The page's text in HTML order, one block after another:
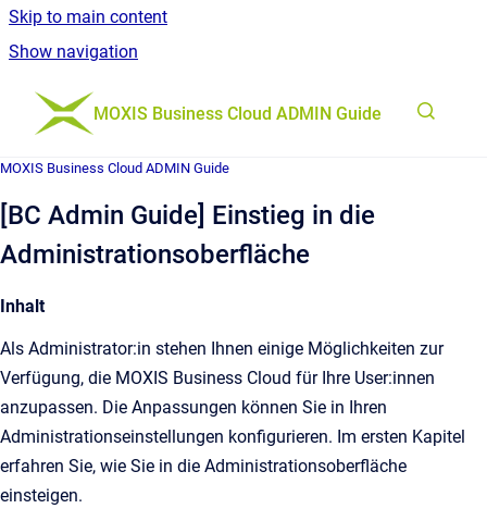
Skip to main content
Show navigation
Go to homepage
MOXIS Business Cloud ADMIN Guide
MOXIS Business Cloud ADMIN Guide
[BC Admin Guide] Einstieg in die
Administrationsoberfläche
Inhalt
Als Administrator:in stehen Ihnen einige Möglichkeiten zur
Verfügung, die MOXIS Business Cloud für Ihre User:innen
anzupassen. Die Anpassungen können Sie in Ihren
Administrationseinstellungen konfigurieren. Im ersten Kapitel
erfahren Sie, wie Sie in die Administrationsoberfläche
einsteigen.